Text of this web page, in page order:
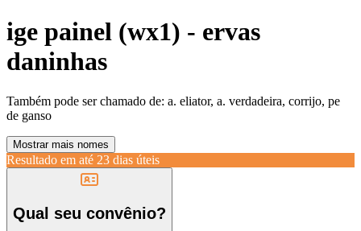
ige painel (wx1) - ervas
daninhas
Também pode ser chamado de: a. eliator, a. verdadeira, corrijo, pe
de ganso
Mostrar mais nomes
Resultado em até 23 dias úteis
Qual seu convênio?